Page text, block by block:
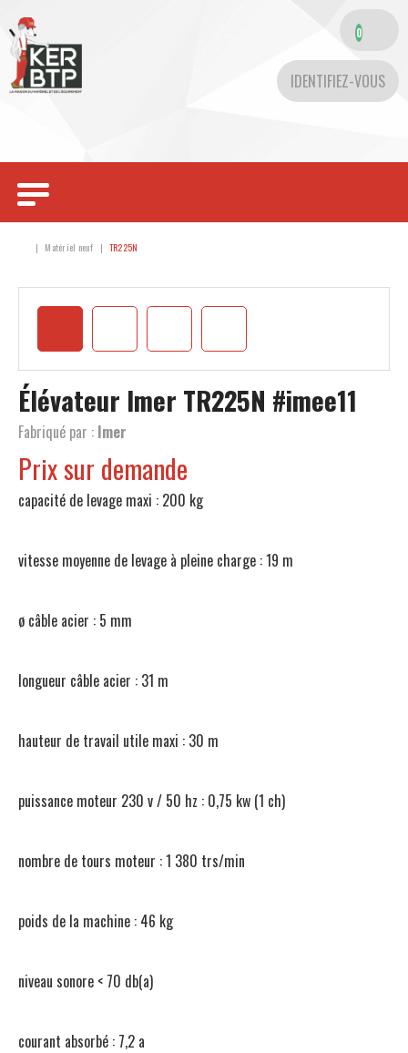
0
IDENTIFIEZ-VOUS
Toggle
navigation
Matériel neuf TR225N
Élévateur Imer TR225N #imee11
Fabriqué par : Imer
Prix sur demande
capacité de levage maxi : 200 kg
vitesse moyenne de levage à pleine charge : 19 m
ø câble acier : 5 mm
longueur câble acier : 31 m
hauteur de travail utile maxi : 30 m
puissance moteur 230 v / 50 hz : 0,75 kw (1 ch)
nombre de tours moteur : 1 380 trs/min
poids de la machine : 46 kg
niveau sonore < 70 db(a)
courant absorbé : 7,2 a